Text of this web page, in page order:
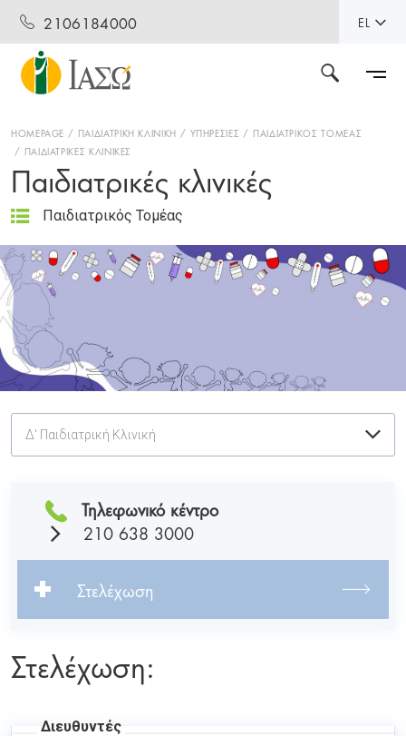
2106184000 EL
HOMEPAGE ΠΑΙΔΙΑΤΡΙΚΗ ΚΛΙΝΙΚΗ ΥΠΗΡΕΣΙΕΣ
ΠΑΙΔΙΑΤΡΙΚΟΣ ΤΟΜΕΑΣ
ΠΑΙΔΙΑΤΡΙΚΕΣ ΚΛΙΝΙΚΕΣ
Παιδιατρικές κλινικές
Παιδιατρικός Τομέας
Δ' Παιδιατρική Κλινική
Τηλεφωνικό κέντρο
210 638 3000
Στελέχωση
Στελέχωση:
Διευθυντές